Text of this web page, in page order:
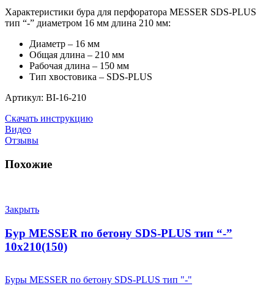
Характеристики бура для перфоратора MESSER SDS-PLUS
тип “-” диаметром 16 мм длина 210 мм:
Диаметр – 16 мм
Общая длина – 210 мм
Рабочая длина – 150 мм
Тип хвостовика – SDS-PLUS
Артикул: BI-16-210
Скачать инструкцию
Видео
Отзывы
Похожие
Закрыть
Бур MESSER по бетону SDS-PLUS тип “-”
10х210(150)
Буры MESSER по бетону SDS-PLUS тип "-"